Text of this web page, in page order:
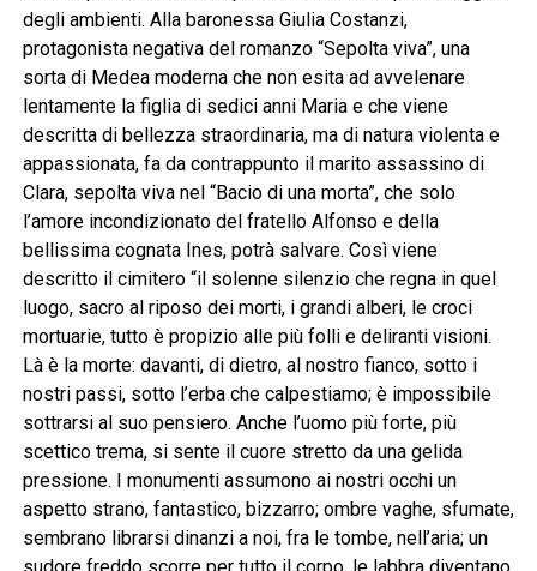
degli ambienti. Alla baronessa Giulia Costanzi,
protagonista negativa del romanzo “Sepolta viva”, una
sorta di Medea moderna che non esita ad avvelenare
lentamente la figlia di sedici anni Maria e che viene
descritta di bellezza straordinaria, ma di natura violenta e
appassionata, fa da contrappunto il marito assassino di
Clara, sepolta viva nel “Bacio di una morta”, che solo
l’amore incondizionato del fratello Alfonso e della
bellissima cognata Ines, potrà salvare. Così viene
descritto il cimitero “il solenne silenzio che regna in quel
luogo, sacro al riposo dei morti, i grandi alberi, le croci
mortuarie, tutto è propizio alle più folli e deliranti visioni.
Là è la morte: davanti, di dietro, al nostro fianco, sotto i
nostri passi, sotto l’erba che calpestiamo; è impossibile
sottrarsi al suo pensiero. Anche l’uomo più forte, più
scettico trema, si sente il cuore stretto da una gelida
pressione. I monumenti assumono ai nostri occhi un
aspetto strano, fantastico, bizzarro; ombre vaghe, sfumate,
sembrano librarsi dinanzi a noi, fra le tombe, nell’aria; un